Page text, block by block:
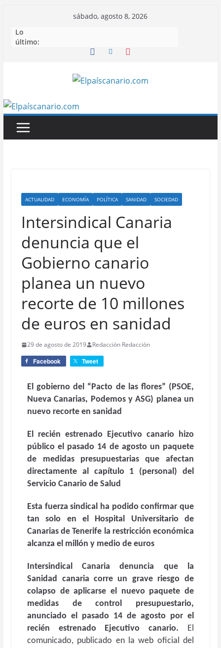
contenido
sábado, agosto 8, 2026
Lo
último:
ACTUALIDAD ECONOMÍA POLÍTICA SANIDAD SOCIEDAD
Intersindical Canaria
denuncia que el
Gobierno canario
planea un nuevo
recorte de 10 millones
de euros en sanidad
29 de agosto de 2019 Redacción Redacción
Facebook Tweet
El gobierno del “Pacto de las flores” (PSOE,
Nueva Canarias, Podemos y ASG) planea un
nuevo recorte en sanidad
El recién estrenado Ejecutivo canario hizo
público el pasado 14 de agosto un paquete
de medidas presupuestarias que afectan
directamente al capítulo 1 (personal) del
Servicio Canario de Salud
Esta fuerza sindical ha podido confirmar que
tan solo en el Hospital Universitario de
Canarias de Tenerife la restricción económica
alcanza el millón y medio de euros
Intersindical Canaria denuncia que la
Sanidad canaria corre un grave riesgo de
colapso de aplicarse el nuevo paquete de
medidas de control presupuestario,
anunciado el pasado 14 de agosto por el
recién estrenado Ejecutivo canario. El
comunicado, publicado en la web oficial del